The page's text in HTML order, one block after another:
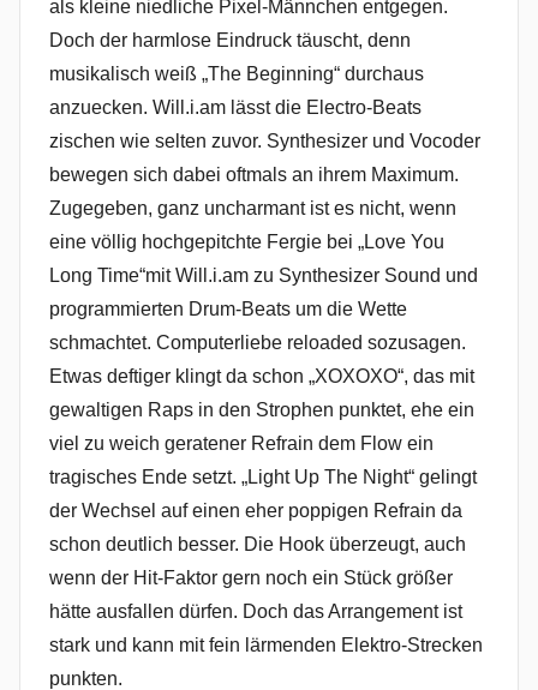
als kleine niedliche Pixel-Männchen entgegen.
Doch der harmlose Eindruck täuscht, denn
musikalisch weiß „The Beginning“ durchaus
anzuecken. Will.i.am lässt die Electro-Beats
zischen wie selten zuvor. Synthesizer und Vocoder
bewegen sich dabei oftmals an ihrem Maximum.
Zugegeben, ganz uncharmant ist es nicht, wenn
eine völlig hochgepitchte Fergie bei „Love You
Long Time“mit Will.i.am zu Synthesizer Sound und
programmierten Drum-Beats um die Wette
schmachtet. Computerliebe reloaded sozusagen.
Etwas deftiger klingt da schon „XOXOXO“, das mit
gewaltigen Raps in den Strophen punktet, ehe ein
viel zu weich geratener Refrain dem Flow ein
tragisches Ende setzt. „Light Up The Night“ gelingt
der Wechsel auf einen eher poppigen Refrain da
schon deutlich besser. Die Hook überzeugt, auch
wenn der Hit-Faktor gern noch ein Stück größer
hätte ausfallen dürfen. Doch das Arrangement ist
stark und kann mit fein lärmenden Elektro-Strecken
punkten.